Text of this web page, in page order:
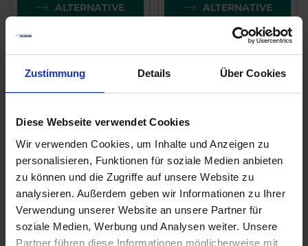
Zustimmung Details Über Cookies
Diese Webseite verwendet Cookies
Wir verwenden Cookies, um Inhalte und Anzeigen zu
personalisieren, Funktionen für soziale Medien anbieten
zu können und die Zugriffe auf unsere Website zu
analysieren. Außerdem geben wir Informationen zu Ihrer
Verwendung unserer Website an unsere Partner für
soziale Medien, Werbung und Analysen weiter. Unsere
Partner führen diese Informationen möglicherweise mit
ALTERNATIVE
ALTERNATIVE
P 7179
zzgl. MwSt.
MAS 195 P
zzgl. MwSt.